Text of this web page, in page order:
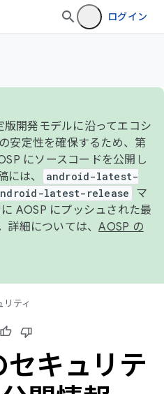
ログイン
開発モデルに沿ってエコシ
安定性を確保するため、第
にソースコードを公開し
には、
android-latest-
latest-release
マ
AOSP にプッシュされた最
詳細については、AOSP の
リティ
キュリテ